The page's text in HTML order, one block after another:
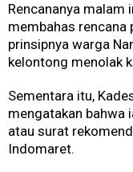
Rencananya malam
membahas rencana
prinsipnya warga
kelontong menolak
Sementara itu,
mengatakan bahwa
atau surat
Indomaret.